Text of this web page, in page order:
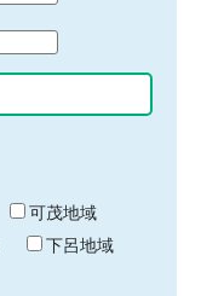
可茂地域
下呂地域